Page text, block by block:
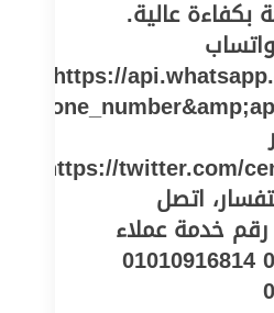
بكفاءة عالية.
https://
https://twitter.com/
اتصل
خدمة عملاء
01112124913 01010916814